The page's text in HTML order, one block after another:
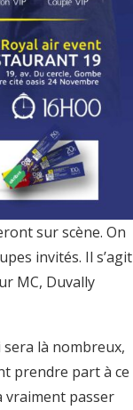
sur scène. On
invités. Il s’agit
MC, Duvally
là nombreux,
prendre part à ce
vraiment passer